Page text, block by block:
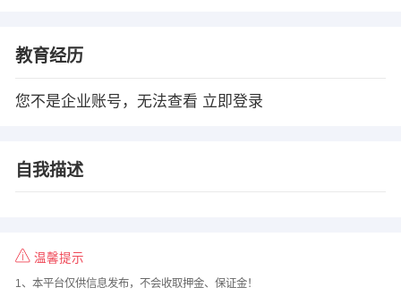
教育经历
您不是企业账号，无法查看 立即登录
自我描述
温馨提示
1、本平台仅供信息发布，不会收取押金、保证金！